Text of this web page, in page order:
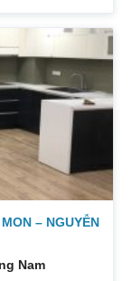
thoáng và có
cao cấp bán
cách Châu Âu.
hệ xem nhà:
– NGUYỄN
Nam